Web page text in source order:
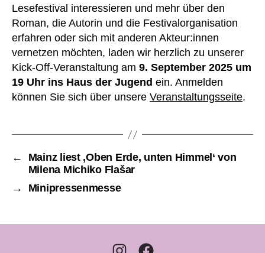
Lesefestival interessieren und mehr über den
Roman, die Autorin und die Festivalorganisation
erfahren oder sich mit anderen Akteur:innen
vernetzen möchten, laden wir herzlich zu unserer
Kick-Off-Veranstaltung am 9. September 2025 um
19 Uhr ins Haus der Jugend ein. Anmelden
können Sie sich über unsere Veranstaltungsseite.
←
Mainz liest ‚Oben Erde, unten Himmel‘ von
Milena Michiko Flašar
→
Minipressenmesse